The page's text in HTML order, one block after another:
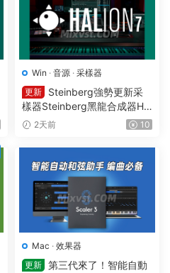
Win · 音源 · 采樣器
更新
Steinberg強勢更新采
樣器Steinberg黑龍合成器HA
Lion v7.5.0 WIN
2天前 10
Mac · 效果器
更新 第三代來了！智能自動